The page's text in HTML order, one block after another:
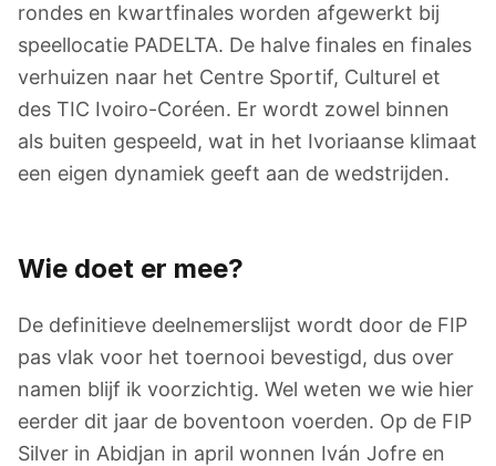
rondes en kwartfinales worden afgewerkt bij
speellocatie PADELTA. De halve finales en finales
verhuizen naar het Centre Sportif, Culturel et
des TIC Ivoiro-Coréen. Er wordt zowel binnen
als buiten gespeeld, wat in het Ivoriaanse klimaat
een eigen dynamiek geeft aan de wedstrijden.
Wie doet er mee?
De definitieve deelnemerslijst wordt door de FIP
pas vlak voor het toernooi bevestigd, dus over
namen blijf ik voorzichtig. Wel weten we wie hier
eerder dit jaar de boventoon voerden. Op de FIP
Silver in Abidjan in april wonnen Iván Jofre en